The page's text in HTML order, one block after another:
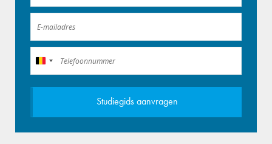
België
+32
Studiegids aanvragen